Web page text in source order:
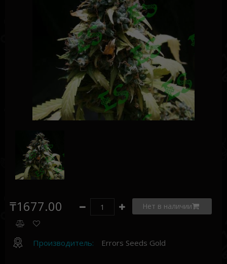
₸1677.00 Нет в наличии
Производитель: Errors Seeds Gold